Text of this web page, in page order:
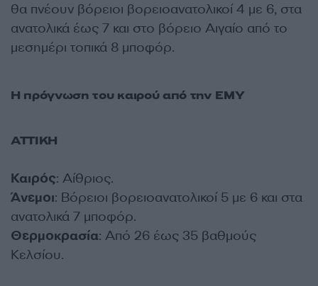
θα πνέουν βόρειοι βορειοανατολικοί 4 με 6, στα
ανατολικά έως 7 και στο βόρειο Αιγαίο από το
μεσημέρι τοπικά 8 μποφόρ.
Η πρόγνωση του καιρού από την ΕΜΥ
ΑΤΤΙΚΗ
Καιρός: Αίθριος.
Άνεμοι: Βόρειοι βορειοανατολικοί 5 με 6 και στα
ανατολικά 7 μποφόρ.
Θερμοκρασία: Από 26 έως 35 βαθμούς
Κελσίου.